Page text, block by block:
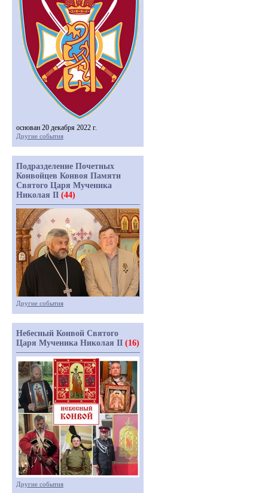
основан 20 декабря 2022 г.
Другие события
Подразделение Почетных
Конвойцев Конвоя Памяти
Святого Царя Мученика
Николая II (44)
Другие события
Небесный Конвой Святого
Царя Мученика Николая II (16)
Другие события